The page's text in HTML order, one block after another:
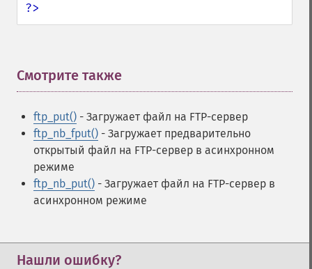
?>
Смотрите также
ftp_put() - Загружает файл на FTP-сервер
ftp_nb_fput() - Загружает предварительно
открытый файл на FTP-сервер в асинхронном
режиме
ftp_nb_put() - Загружает файл на FTP-сервер в
асинхронном режиме
Нашли ошибку?